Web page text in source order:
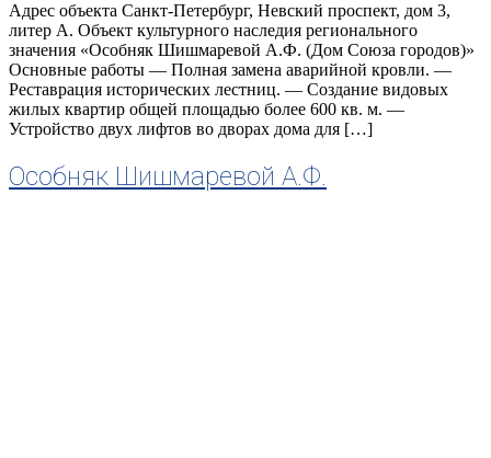
Адрес объекта Санкт-Петербург, Невский проспект, дом 3,
литер А. Объект культурного наследия регионального
значения «Особняк Шишмаревой А.Ф. (Дом Союза городов)»
Основные работы — Полная замена аварийной кровли. —
Реставрация исторических лестниц. — Создание видовых
жилых квартир общей площадью более 600 кв. м. —
Устройство двух лифтов во дворах дома для […]
Особняк Шишмаревой А.Ф.